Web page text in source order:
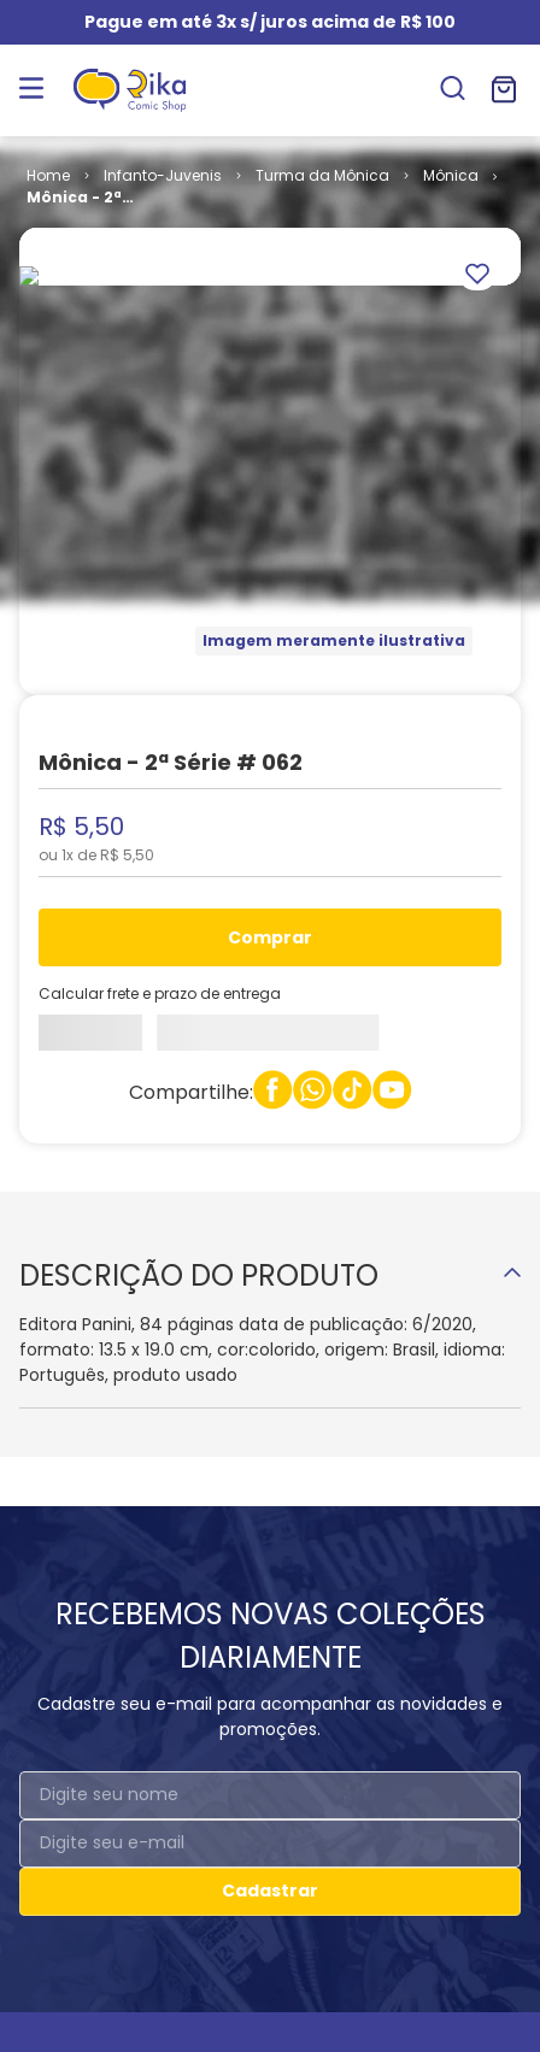
Pague em até 3x s/ juros acima de R$ 100
Infanto-Juvenis Turma da Mônica
Mônica
Mônica - 2ª
Série # 062
Imagem meramente ilustrativa
Mônica - 2ª Série # 062
R$ 5,50
ou 1x de R$ 5,50
comprar
Calcular frete e prazo de entrega
Compartilhe:
DESCRIÇÃO DO PRODUTO
Editora Panini, 84 páginas data de publicação: 6/2020,
formato: 13.5 x 19.0 cm, cor:colorido, origem: Brasil, idioma:
Português, produto usado
RECEBEMOS NOVAS COLEÇÕES
DIARIAMENTE
Cadastre seu e-mail para acompanhar as novidades e
promoções.
Cadastrar